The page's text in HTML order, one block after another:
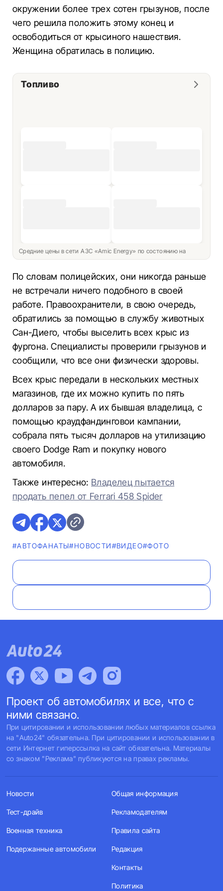
окружении более трех сотен грызунов, после
чего решила положить этому конец и
освободиться от крысиного нашествия.
Женщина обратилась в полицию.
Топливо
Средние цены в сети АЗС «Amic Energy» по состоянию на
По словам полицейских, они никогда раньше
не встречали ничего подобного в своей
работе. Правоохранители, в свою очередь,
обратились за помощью в службу животных
Сан-Диего, чтобы выселить всех крыс из
фургона. Специалисты проверили грызунов и
сообщили, что все они физически здоровы.
Всех крыс передали в нескольких местных
магазинов, где их можно купить по пять
долларов за пару. А их бывшая владелица, с
помощью краудфандинговои кампании,
собрала пять тысяч долларов на утилизацию
своего Dodge Ram и покупку нового
автомобиля.
Также интересно: Владелец пытается
продать пепел от Ferrari 458 Spider
#AВТОФАНАТЫ#НОВОСТИ#ВИДЕО#ФОТО
Проект об автомобилях и все, что с
ними связано.
При цитировании и использовании любых материалов ссылка
на "Auto24" обязательна. При цитировании и использовании в
сети Интернет гиперссылка на сайт обязательна. Материалы
со знаком "Реклама" публикуются на правах рекламы.
Новости
Тест-драйв
Военная техника
Подержанные автомобили
Общая информация
Рекламодателям
Правила сайта
Редакция
Контакты
Политика